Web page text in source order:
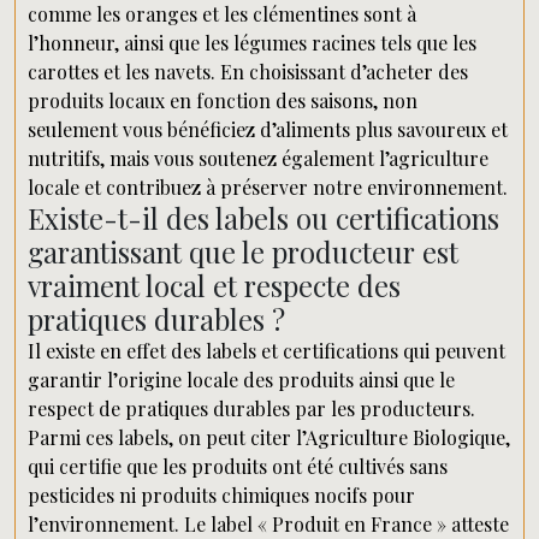
comme les oranges et les clémentines sont à
l’honneur, ainsi que les légumes racines tels que les
carottes et les navets. En choisissant d’acheter des
produits locaux en fonction des saisons, non
seulement vous bénéficiez d’aliments plus savoureux et
nutritifs, mais vous soutenez également l’agriculture
locale et contribuez à préserver notre environnement.
Existe-t-il des labels ou certifications
garantissant que le producteur est
vraiment local et respecte des
pratiques durables ?
Il existe en effet des labels et certifications qui peuvent
garantir l’origine locale des produits ainsi que le
respect de pratiques durables par les producteurs.
Parmi ces labels, on peut citer l’Agriculture Biologique,
qui certifie que les produits ont été cultivés sans
pesticides ni produits chimiques nocifs pour
l’environnement. Le label « Produit en France » atteste